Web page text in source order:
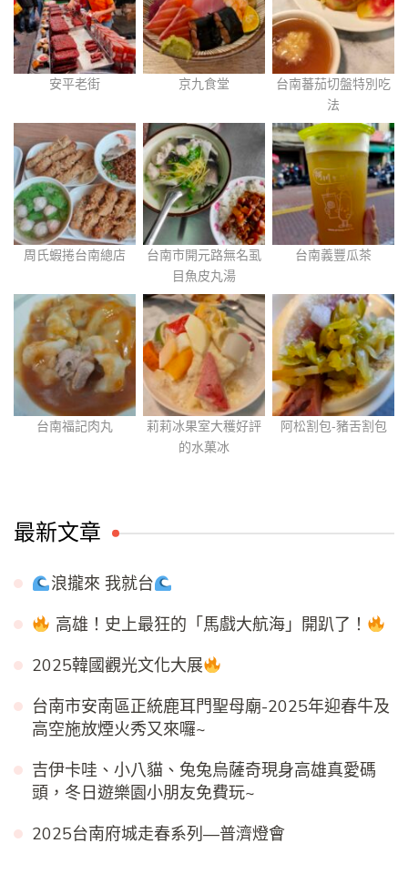
安平老街 京九食堂
台南蕃茄切盤特別吃
法
周氏蝦捲台南總店
台南市開元路無名虱
目魚皮丸湯
台南義豐瓜茶
台南福記肉丸
莉莉冰果室大穫好評
的水菓冰
阿松割包-豬舌割包
最新文章
浪攏來 我就台
高雄！史上最狂的「馬戲大航海」開趴了！
2025韓國觀光文化大展
台南市安南區正統鹿耳門聖母廟-2025年迎春牛及
高空施放煙火秀又來囉~
吉伊卡哇、小八貓、兔兔烏薩奇現身高雄真愛碼
頭，冬日遊樂園小朋友免費玩~
2025台南府城走春系列—普濟燈會